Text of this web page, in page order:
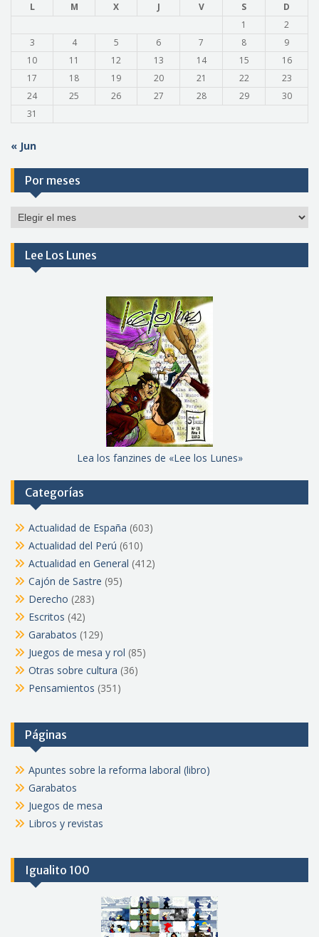
L M X J V S
D
1
2
3
4 5 6 7 8
9
10
11 12 13 14 15
16
17
18 19 20 21 22
23
24
25 26 27 28 29
30
31
« Jun
Por meses
Por
Lee Los Lunes
Lea los fanzines de «Lee los Lunes»
Categorías
Actualidad de España (603)
Actualidad del Perú (610)
Actualidad en General (412)
Cajón de Sastre (95)
Derecho (283)
Escritos (42)
Garabatos (129)
Juegos de mesa y rol (85)
Otras sobre cultura (36)
Pensamientos (351)
Páginas
Apuntes sobre la reforma laboral (libro)
Garabatos
Juegos de mesa
Libros y revistas
Igualito 100